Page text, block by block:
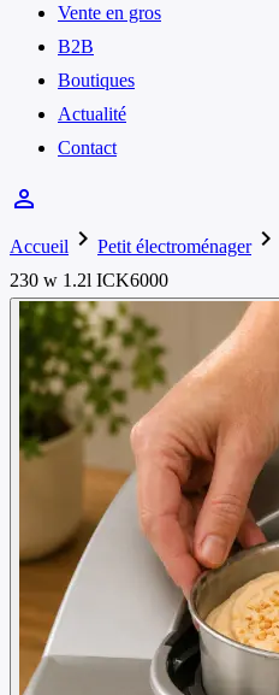
Vente en gros
B2B
Boutiques
Actualité
Contact
person_outline
Accueil chevron_right Petit électroménagerchevron_right
‎230 w 1.2l ICK6000